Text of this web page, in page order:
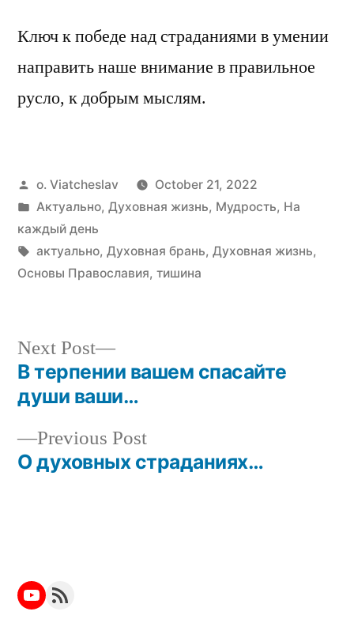
Ключ к победе над страданиями в умении
направить наше внимание в правильное
русло, к добрым мыслям.
Posted
by
o. Viatcheslav
October 21, 2022
Posted
in
Актуально, Духовная жизнь, Мудрость, На
каждый день
Tags:
актуально, Духовная брань, Духовная жизнь,
Основы Православия, тишина
Post
navigation
Previous PostPrevious
post:
О духовных страданиях…
Next Post
Next
post:
В терпении вашем спасайте
души ваши…
YouTube RSS Feed